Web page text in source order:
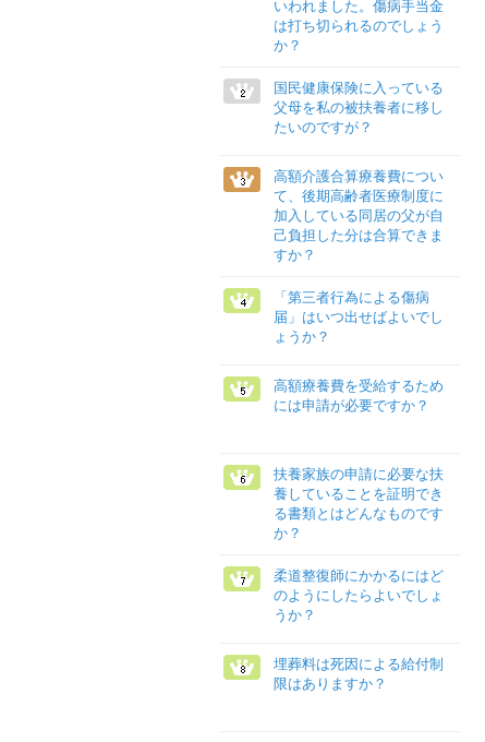
いわれました。傷病手当金
は打ち切られるのでしょう
か？
国民健康保険に入っている
父母を私の被扶養者に移し
たいのですが？
高額介護合算療養費につい
て、後期高齢者医療制度に
加入している同居の父が自
己負担した分は合算できま
すか？
「第三者行為による傷病
届」はいつ出せばよいでし
ょうか？
高額療養費を受給するため
には申請が必要ですか？
扶養家族の申請に必要な扶
養していることを証明でき
る書類とはどんなものです
か？
柔道整復師にかかるにはど
のようにしたらよいでしょ
うか？
埋葬料は死因による給付制
限はありますか？